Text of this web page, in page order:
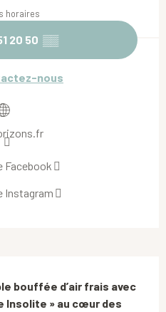
horaires
20 50 ▒▒
nous
Facebook
Instagram
bouffée d’air frais avec
Insolite » au cœur des